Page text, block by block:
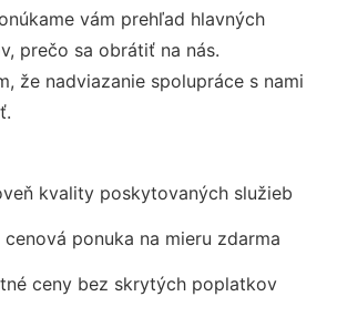
vám prehľad hlavných
prečo sa obrátiť na nás.
že nadviazanie spolupráce s nami
kvality poskytovaných služieb
cenová ponuka na mieru zdarma
ceny bez skrytých poplatkov